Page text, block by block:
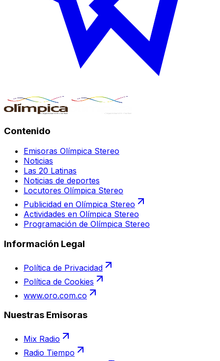
Contenido
Emisoras Olímpica Stereo
Noticias
Las 20 Latinas
Noticias de deportes
Locutores Olímpica Stereo
Publicidad en Olímpica Stereo
Actividades en Olímpica Stereo
Programación de Olímpica Stereo
Información Legal
Política de Privacidad
Política de Cookies
www.oro.com.co
Nuestras Emisoras
Mix Radio
Radio Tiempo